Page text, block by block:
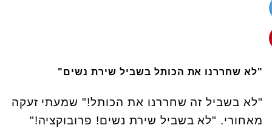
"לא שחררנו את הכותל בשביל שירת נשים"
"לא בשביל זה שחררנו את הכותל!" שמעתי זעקה
מאחורי. "לא בשביל שירת נשים! פרובוקציה!"